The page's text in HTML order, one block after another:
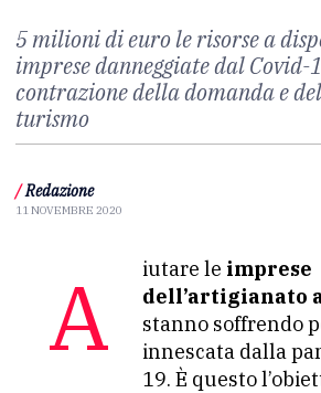
5 milioni di euro le risorse a
imprese danneggiate dal Covid-
contrazione della domanda e
turismo
/ Redazione
11 NOVEMBRE 2020
Aiutare le imprese
dell’artigianato
stanno soffrendo
innescata dalla
19. È questo